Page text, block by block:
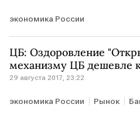
экономика России
ЦБ: Оздоровление
механизму ЦБ дешевле
29 августа 2017, 23:22
экономика России Рынок